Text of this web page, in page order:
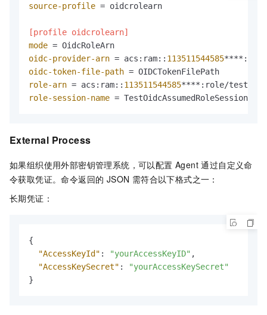
source-profile = oidcrolearn
[profile oidcrolearn]
mode
oidc-provider-arn = acs:ram:: 113511544585
oidc-token-file-path
role-arn = acs:ram:: 113511544585
role-session-name = TestOidcAssumedRoleSession
External Process
如果组织使用外部密钥管理系统，可以配置 Agent 通过自定义命
令获取凭证。命令返回的 JSON 需符合以下格式之一：
长期凭证：
{
"AccessKeyId" : "yourAccessKeyID" ,
"AccessKeySecret" :
"yourAccessKeySecret"
}